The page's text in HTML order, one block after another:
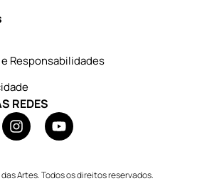
Responsabilidades
REDES
Artes. Todos os direitos reservados.